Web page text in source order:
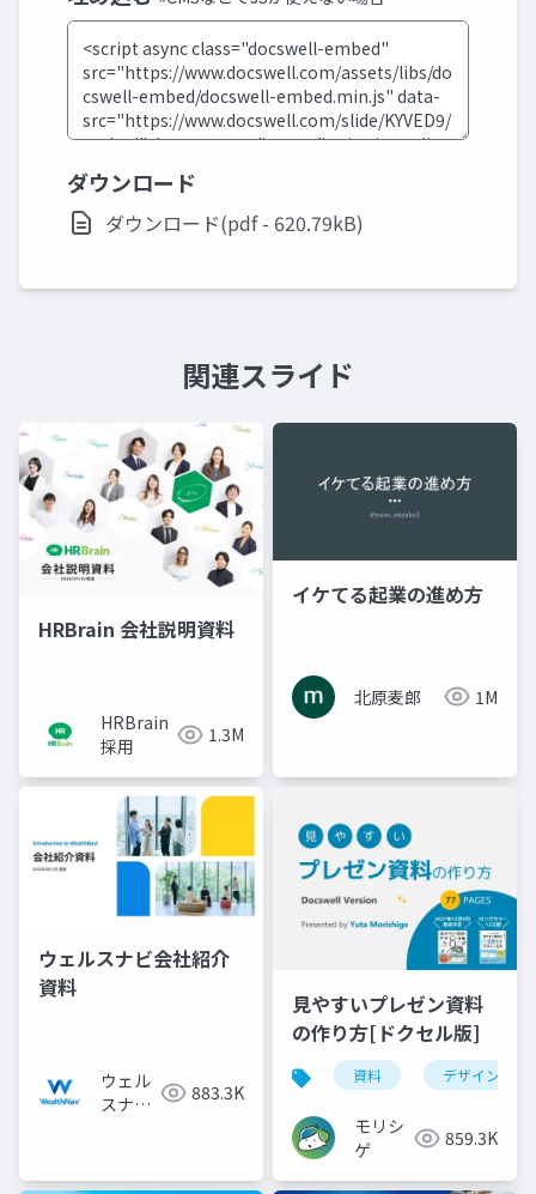
ダウンロード
ダウンロード(pdf - 620.79kB)
関連スライド
HRBrain 会社説明資料
HRBrain
採用
1.3M
イケてる起業の進め方
北原麦郎 1M
ウェルスナビ会社紹介
資料
ウェル
スナビ
883.3K
見やすいプレゼン資料
の作り方[ドクセル版]
資料 デザイン
モリシ
ゲ
859.3K